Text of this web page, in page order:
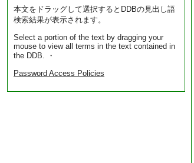
本文をドラッグして選択するとDDBの見出し語
検索結果が表示されます。
Select a portion of the text by dragging your
mouse to view all terms in the text contained in
the DDB. ・
Password Access Policies